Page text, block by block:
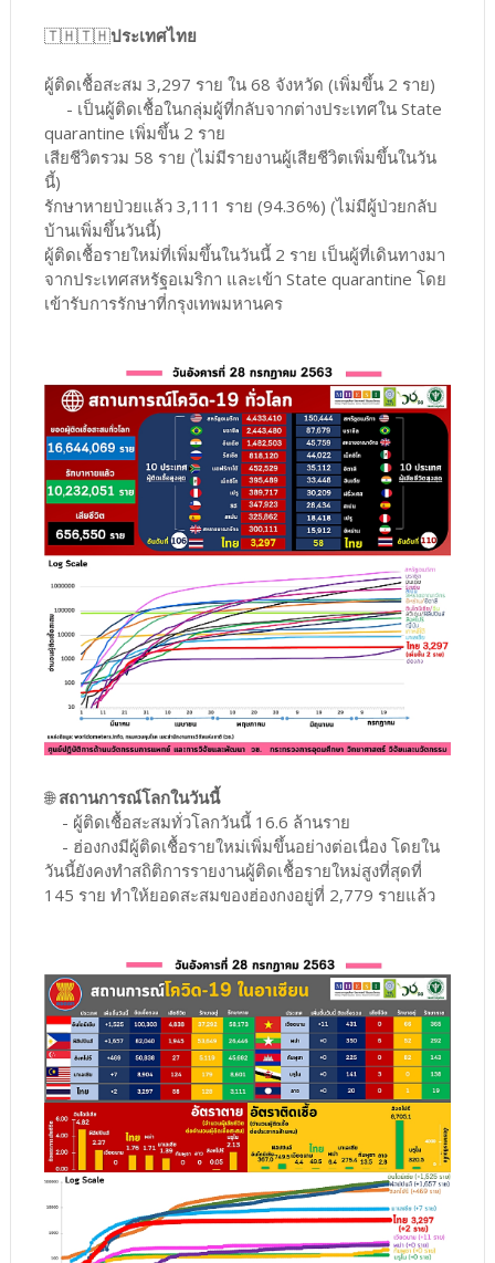
🇹🇭🇹🇭ประเทศไทย
ผู้ติดเชื้อสะสม 3,297 ราย ใน 68 จังหวัด (เพิ่มขึ้น 2 ราย)
- เป็นผู้ติดเชื้อในกลุ่มผู้ที่กลับจากต่างประเทศใน State
quarantine เพิ่มขึ้น 2 ราย
เสียชีวิตรวม 58 ราย (ไม่มีรายงานผู้เสียชีวิตเพิ่มขึ้นในวัน
นี้)
รักษาหายป่วยแล้ว 3,111 ราย (94.36%) (ไม่มีผู้ป่วยกลับ
บ้านเพิ่มขึ้นวันนี้)
ผู้ติดเชื้อรายใหม่ที่เพิ่มขึ้นในวันนี้ 2 ราย เป็นผู้ที่เดินทางมา
จากประเทศสหรัฐอเมริกา และเข้า State quarantine โดย
เข้ารับการรักษาที่กรุงเทพมหานคร
🌐สถานการณ์โลกในวันนี้
- ผู้ติดเชื้อสะสมทั่วโลกวันนี้ 16.6 ล้านราย
- ฮ่องกงมีผู้ติดเชื้อรายใหม่เพิ่มขึ้นอย่างต่อเนื่อง โดยใน
วันนี้ยังคงทำสถิติการรายงานผู้ติดเชื้อรายใหม่สูงที่สุดที่
145 ราย ทำให้ยอดสะสมของฮ่องกงอยู่ที่ 2,779 รายแล้ว